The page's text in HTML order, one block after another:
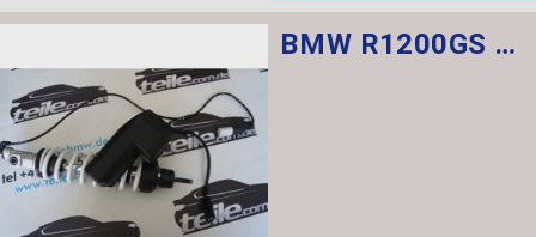
BMW R1200GS Federbein vorn ESA